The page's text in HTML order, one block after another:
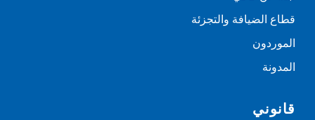
قطاع الضيافة والتجزئة
الموردون
المدونة
قانوني